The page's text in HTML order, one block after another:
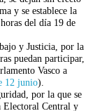
y se establece la
del día 19 de
y Justicia, por la
puedan participar,
Vasco a
12 junio).
por la que se
Electoral Central y